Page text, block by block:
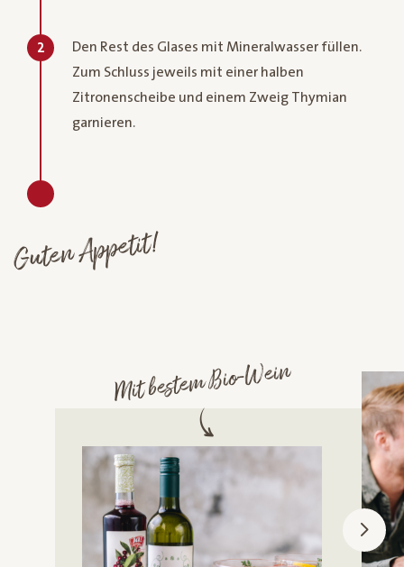
2
Den Rest des Glases mit Mineralwasser füllen.
Zum Schluss jeweils mit einer halben
Zitronenscheibe und einem Zweig Thymian
garnieren.
Guten Appetit!
Mit bestem Bio-Wein